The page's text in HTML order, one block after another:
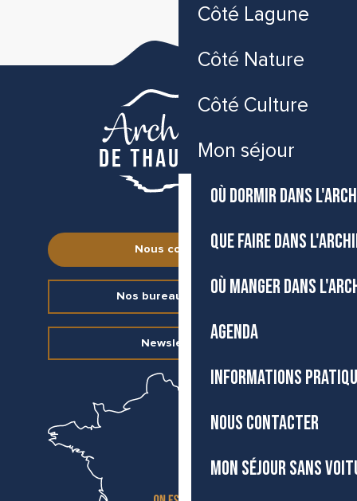
Côté Lagune
Côté Nature
Côté Culture
Mon séjour
OÙ DORMIR DANS
QUE FAIRE DANS
OÙ MANGER DANS
AGENDA
INFORMATIONS
NOUS CONTACTER
MON SÉJOUR SANS
Nous contacter
Nos bureaux d’accueil
Newsletter